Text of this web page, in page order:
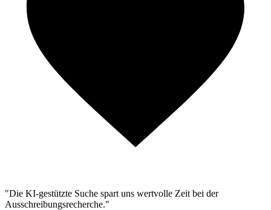
"Die KI-gestützte Suche spart uns wertvolle Zeit bei der
Ausschreibungsrecherche."